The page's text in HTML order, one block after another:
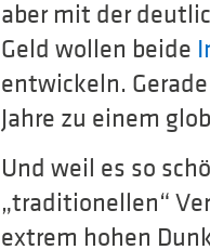
aber mit der
Geld wollen beide
entwickeln. Gerade
Jahre zu einem
Und weil es so
„traditionellen“
extrem hohen